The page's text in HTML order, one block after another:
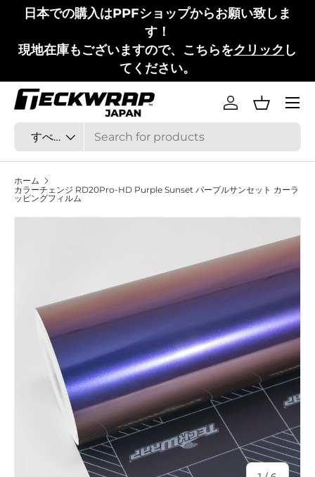
日本での購入はPPFショップからお願い致しま
す！
現地在庫もございますので、こちらをクリック し
てください。
検索
商品タイプ
すべて
ログインバスケッ
メニュ
ホーム
カラーチェンジ RD20Pro-HD Purple Sunset パープルサンセット カーラ
ッピングフィルム